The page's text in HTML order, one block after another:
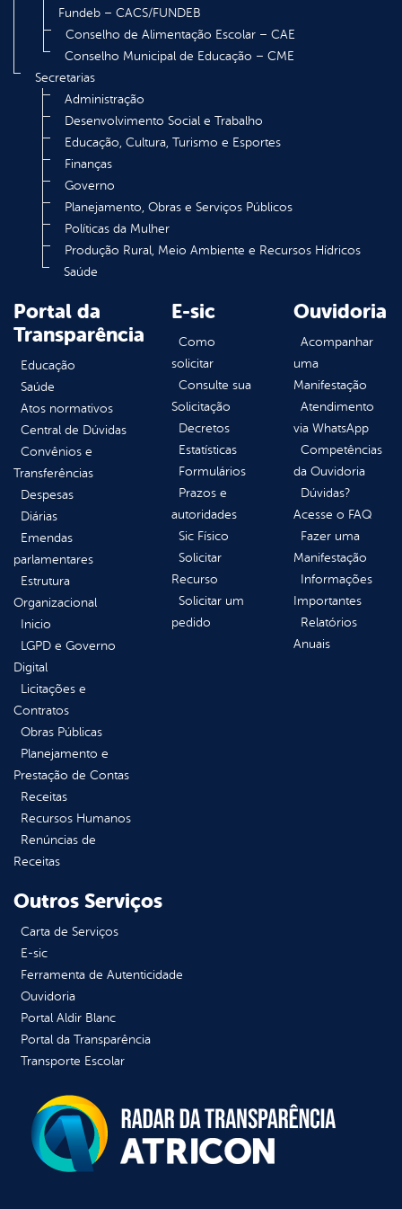
Fundeb – CACS/FUNDEB
Conselho de Alimentação Escolar – CAE
Conselho Municipal de Educação – CME
Secretarias
Administração
Desenvolvimento Social e Trabalho
Educação, Cultura, Turismo e Esportes
Finanças
Governo
Planejamento, Obras e Serviços Públicos
Políticas da Mulher
Produção Rural, Meio Ambiente e Recursos Hídricos
Saúde
Portal da
Transparência
Educação
Saúde
Atos normativos
Central de Dúvidas
Convênios e
Transferências
Despesas
Diárias
Emendas
parlamentares
Estrutura
Organizacional
Inicio
LGPD e Governo
Digital
Licitações e
Contratos
Obras Públicas
Planejamento e
Prestação de Contas
Receitas
Recursos Humanos
Renúncias de
Receitas
E-sic
Como
solicitar
Consulte sua
Solicitação
Decretos
Estatísticas
Formulários
Prazos e
autoridades
Sic Físico
Solicitar
Recurso
Solicitar um
pedido
Ouvidoria
Acompanhar
uma
Manifestação
Atendimento
via WhatsApp
Competências
da Ouvidoria
Dúvidas?
Acesse o FAQ
Fazer uma
Manifestação
Informações
Importantes
Relatórios
Anuais
Outros Serviços
Carta de Serviços
E-sic
Ferramenta de Autenticidade
Ouvidoria
Portal Aldir Blanc
Portal da Transparência
Transporte Escolar